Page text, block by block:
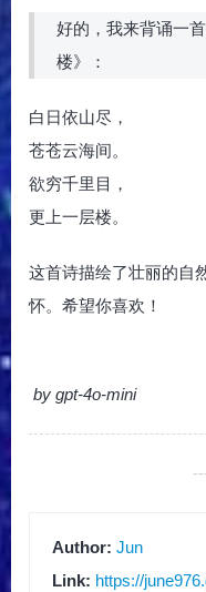
好的，我来背诵一
楼》：
白日依山尽，
苍苍云海间。
欲穷千里目，
更上一层楼。
这首诗描绘了壮丽的自
怀。希望你喜欢！
by gpt-4o-mini
Author: Jun
Link: https://